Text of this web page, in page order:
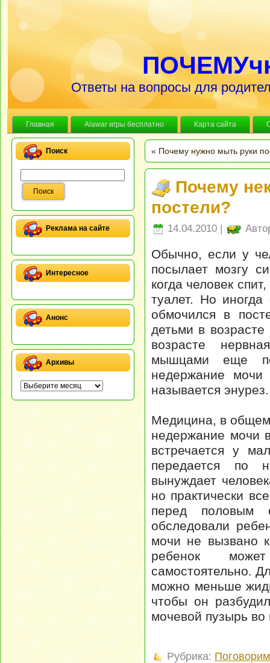
Ответы на вопросы для
Главная Alawar игры бесплатно Карта сайта
Поиск
Реклама на сайте
Интересное
Анонс
Архивы
« Почему нужно мыть руки
Почему
постели?
14.04.2010 |
Обычно, если у
посылает мозгу
когда человек
туалет. Но
обмочился в
детьми в
возрасте
мышцами еще
недержание
называется энурез.
Медицина, в
недержание мочи
встречается у
передается по
вынуждает
но практически
перед половым
обследовали
мочи не вызвано
ребенок
самостоятельно.
можно меньше
чтобы он
мочевой пузырь во
Рубрика: